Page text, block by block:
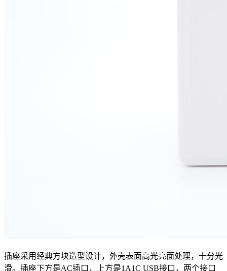
插座采用经典方块造型设计，外壳表面高光亮面处理，十分光
滑。插座下方是AC插口，上方是1A1C USB接口，两个接口